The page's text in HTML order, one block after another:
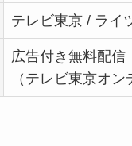
テレビ東京 / ライ
広告付き無料配信
（テレビ東京オン